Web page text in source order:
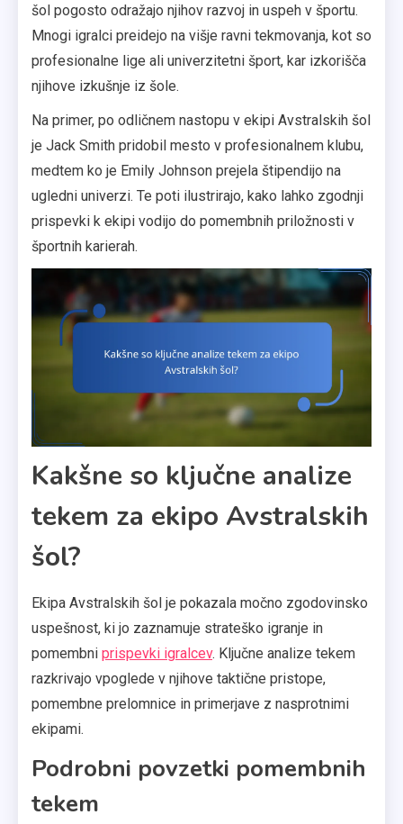
šol pogosto odražajo njihov razvoj in uspeh v športu.
Mnogi igralci preidejo na višje ravni tekmovanja, kot so
profesionalne lige ali univerzitetni šport, kar izkorišča
njihove izkušnje iz šole.
Na primer, po odličnem nastopu v ekipi Avstralskih šol
je Jack Smith pridobil mesto v profesionalnem klubu,
medtem ko je Emily Johnson prejela štipendijo na
ugledni univerzi. Te poti ilustrirajo, kako lahko zgodnji
prispevki k ekipi vodijo do pomembnih priložnosti v
športnih karierah.
Kakšne so ključne analize
tekem za ekipo Avstralskih
šol?
Ekipa Avstralskih šol je pokazala močno zgodovinsko
uspešnost, ki jo zaznamuje strateško igranje in
pomembni prispevki igralcev. Ključne analize tekem
razkrivajo vpoglede v njihove taktične pristope,
pomembne prelomnice in primerjave z nasprotnimi
ekipami.
Podrobni povzetki pomembnih
tekem